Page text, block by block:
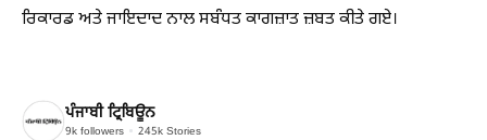
ਰਿਕਾਰਡ ਅਤੇ ਜਾਇਦਾਦ ਨਾਲ ਸਬੰਧਤ ਕਾਗਜ਼ਾਤ ਜ਼ਬਤ ਕੀਤੇ ਗਏ।
ਪੰਜਾਬੀ ਟ੍ਰਿਬਿਊਨ
9k followers 245k Stories